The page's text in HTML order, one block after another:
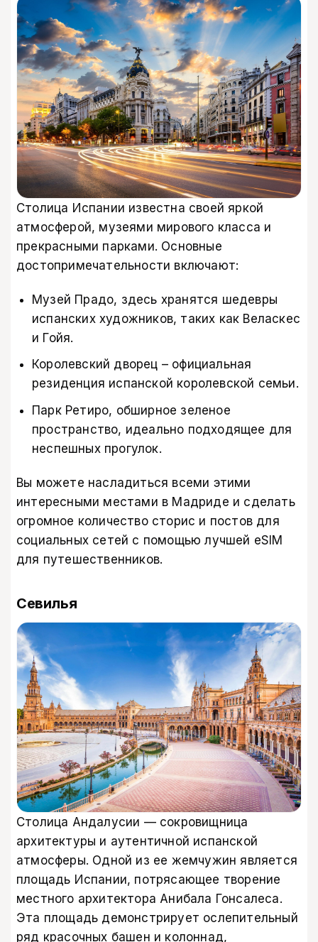
Столица Испании известна своей яркой
атмосферой, музеями мирового класса и
прекрасными парками. Основные
достопримечательности включают:
Музей Прадо, здесь хранятся шедевры
испанских художников, таких как Веласкес
и Гойя.
Королевский дворец – официальная
резиденция испанской королевской семьи.
Парк Ретиро, обширное зеленое
пространство, идеально подходящее для
неспешных прогулок.
Вы можете насладиться всеми этими
интересными местами в Мадриде и сделать
огромное количество сторис и постов для
социальных сетей с помощьюлучшей eSIM
для путешественников.
Севилья
Столица Андалусии — сокровищница
архитектуры и аутентичной испанской
атмосферы. Одной из ее жемчужин является
площадь Испании, потрясающее творение
местного архитектора Анибала Гонсалеса.
Эта площадь демонстрирует ослепительный
ряд красочных башен и колоннад,